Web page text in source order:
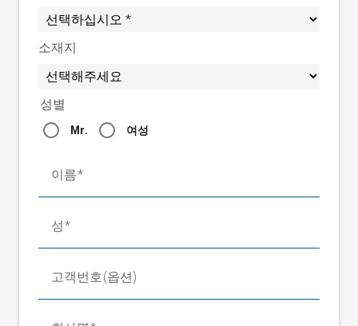
소재지
성별
Mr. 여성
이름
성
고객번호(옵션)